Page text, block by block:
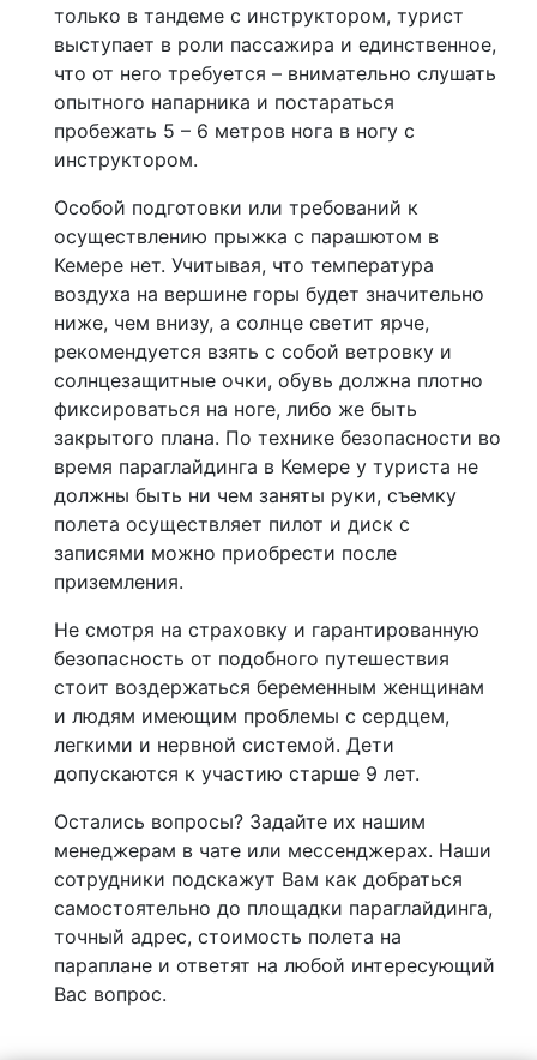
только в тандеме с инструктором, турист
выступает в роли пассажира и единственное,
что от него требуется – внимательно слушать
опытного напарника и постараться
пробежать 5 – 6 метров нога в ногу с
инструктором.
Особой подготовки или требований к
осуществлению прыжка с парашютом в
Кемере нет. Учитывая, что температура
воздуха на вершине горы будет значительно
ниже, чем внизу, а солнце светит ярче,
рекомендуется взять с собой ветровку и
солнцезащитные очки, обувь должна плотно
фиксироваться на ноге, либо же быть
закрытого плана. По технике безопасности во
время параглайдинга в Кемере у туриста не
должны быть ни чем заняты руки, съемку
полета осуществляет пилот и диск с
записями можно приобрести после
приземления.
Не смотря на страховку и гарантированную
безопасность от подобного путешествия
стоит воздержаться беременным женщинам
и людям имеющим проблемы с сердцем,
легкими и нервной системой. Дети
допускаются к участию старше 9 лет.
Остались вопросы? Задайте их нашим
менеджерам в чате или мессенджерах. Наши
сотрудники подскажут Вам как добраться
самостоятельно до площадки параглайдинга,
точный адрес, стоимость полета на
параплане и ответят на любой интересующий
Вас вопрос.